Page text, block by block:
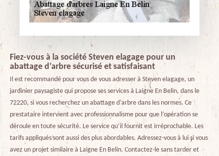
Fiez-vous à la société Steven elagage pour un
abattage d’arbre sécurisé et satisfaisant
Il est recommandé pour vous de vous adresser à Steven elagage, un
jardinier paysagiste qui propose ses services à Laigne En Belin, dans le
72220, si vous recherchez un abattage d’arbre dans les normes. Ce
prestataire intervient avec professionnalisme pour que l’opération se
déroule en toute sécurité. Le service qu’il fournit est irréprochable. Les
tarifs appliqués sont aussi des plus abordables. Adressez-vous à lui si vous
avez un projet similaire à Laigne En Belin. Contactez-le sans tarder et